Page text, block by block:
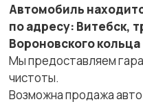
Автомобиль
по адресу: Витебск,
Вороновского кольца
Мы предоставляем
чистоты.
Возможна продажа